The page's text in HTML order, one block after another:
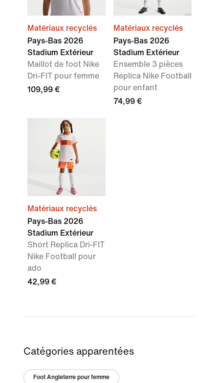
Matériaux recyclés
Pays-Bas 2026
Stadium Extérieur
Maillot de foot Nike
Dri-FIT pour femme
109,99 €
Matériaux recyclés
Pays-Bas 2026
Stadium Extérieur
Ensemble 3 pièces
Replica Nike Football
pour enfant
74,99 €
Matériaux recyclés
Pays-Bas 2026
Stadium Extérieur
Short Replica Dri-FIT
Nike Football pour
ado
42,99 €
Catégories apparentées
Foot Angleterre pour femme